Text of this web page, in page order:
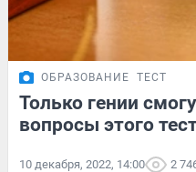
ОБРАЗОВАНИЕ ТЕСТ
Только гении
вопросы этого
10 декабря, 2022, 14:00 2